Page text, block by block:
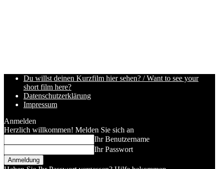
Du willst deinen Kurzfilm hier sehen? / Want to see your
short film here?
Datenschutzerklärung
Impressum
Anmelden
Herzlich willkommen! Melden Sie sich an
Ihr Benutzername
Ihr Passwort